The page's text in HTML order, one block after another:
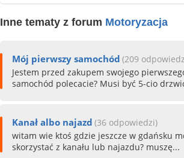
Inne tematy z forum Motoryzacja
Mój pierwszy samochód (209
Jestem przed zakupem swojego
samochód polecacie? Musi być 5-cio
Kanał albo najazd (36 odpowiedzi)
witam wie ktoś gdzie jeszcze w gdańsku
skorzystać z kanału lub najazdu? muszę...